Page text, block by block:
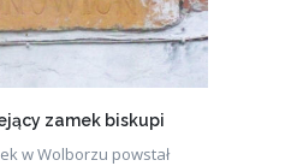
zamek biskupi
Wolborzu powstał